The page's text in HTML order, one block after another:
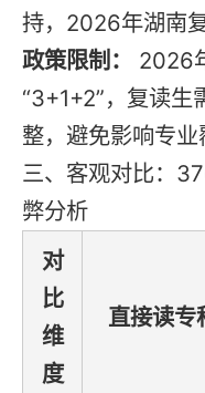
持，2026年湖南
政策限制：
2026
“3+1+2”，复读生
整，避免影响专业
三、客观对比：
弊分析
对
比
维
度
直接读专